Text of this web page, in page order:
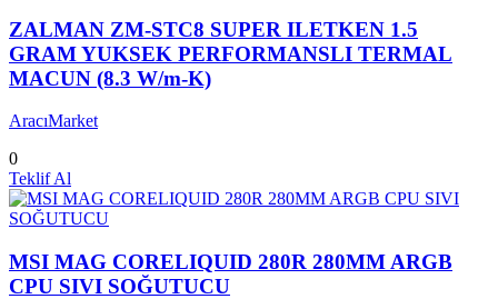
ZALMAN ZM-STC8 SUPER ILETKEN 1.5
GRAM YUKSEK PERFORMANSLI TERMAL
MACUN (8.3 W/m-K)
AracıMarket
0
Teklif Al
MSI MAG CORELIQUID 280R 280MM ARGB
CPU SIVI SOĞUTUCU